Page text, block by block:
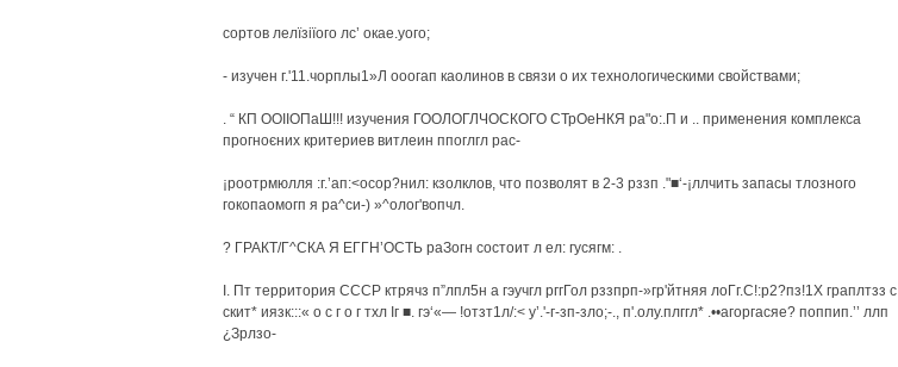
сортов лелїзіїого лс’ окае.уого;
- изучен г.'11.чорплы1»Л ооогап каолинов в связи о их технологическими свойствами;
. “ КП ООІІОПаШ!!! изучения ГООЛОГЛЧОСКОГО СТрОеНКЯ ра"о:.П и .. применения комплекса
прогноєних критериев витлеин ппоглгл рас-
¡роотрмюлля :г.’ап:<осор?нил: кзолклов, что позволят в 2-3 рззп ."■‘-¡ллчить запасы тлозного
гокопаомогп я ра^си-) »^олог'вопчл.
? ГРАКТ/Г^СКА Я ЕГГН’ОСТЬ раЗогн состоит л ел: гусягм: .
I. Пт территория СССР ктрячз п”лпл5н а гэучгл рггГол рззпрп-»гр'йтняя лоГг.С!:р2?пз!1Х граплтзз с
скит* иязк:::« о с г о г тхл Iг ■. гэ‘«— !отзт1л/:< у’.'-г-зп-зло;-., п'.олу.плггл* .••агоргасяе? поппип.’’ ллп
¿Зрлзо-